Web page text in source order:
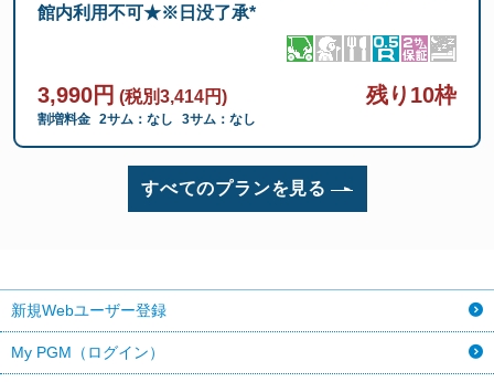
館内利用不可★※日没了承*
3,990円 (税別3,414円) 残り10枠
割増料金 2サム：なし 3サム：なし
すべてのプランを見る
新規Webユーザー登録
My PGM（ログイン）